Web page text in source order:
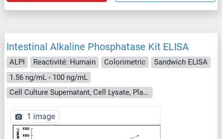
Intestinal Alkaline Phosphatase Kit ELISA
ALPI Reactivité: Humain Colorimetric
Sandwich ELISA
1.56 ng/mL - 100 ng/mL
Cell Culture Supernatant, Cell Lysate, Plasma, Serum, Tissue Homogenate
1 image